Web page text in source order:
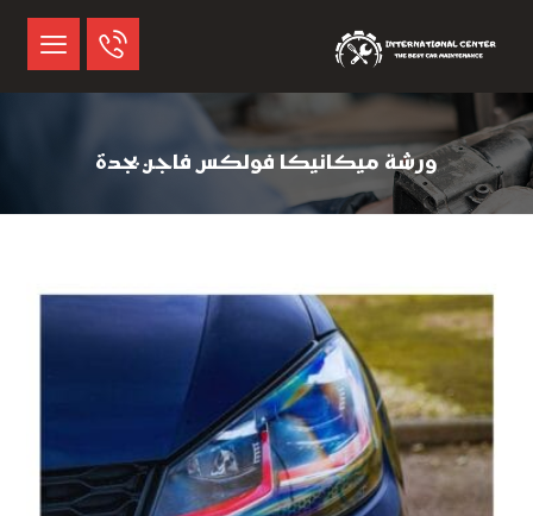
ورشة ميكانيكا فولكس فاجن بجدة